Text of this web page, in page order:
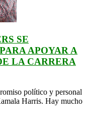
SE
APOYAR A
LA CARRERA
político y personal
Harris. Hay mucho